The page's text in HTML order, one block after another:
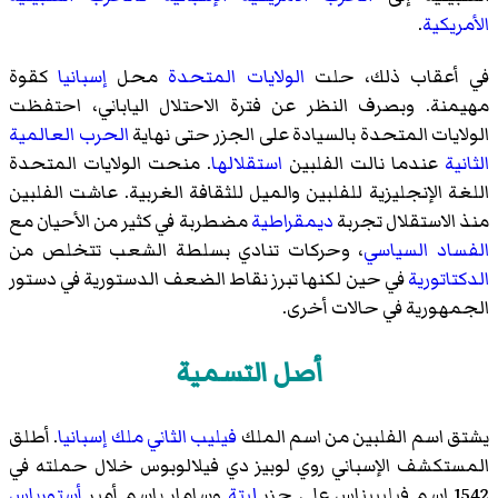
الأمريكية.
في أعقاب ذلك، حلت الولايات المتحدة محل إسبانياكقوة
مهيمنة. وبصرف النظر عن فترة الاحتلال الياباني، احتفظت
الولايات المتحدة بالسيادة على الجزر حتى نهايةالحرب العالمية
الثانية عندما نالت الفلبين استقلالها. منحت الولايات المتحدة
اللغة الإنجليزية للفلبين والميل للثقافة الغربية. عاشت الفلبين
منذ الاستقلال تجربةديمقراطيةمضطربة في كثير من الأحيان مع
الفساد السياسي، وحركات تنادي بسلطة الشعب تتخلص من
الدكتاتوريةفي حين لكنها تبرز نقاط الضعف الدستورية في دستور
الجمهورية في حالات أخرى.
أصل التسمية
يشتق اسم الفلبين من اسم الملك فيليب الثاني ملك إسبانيا. أطلق
المستكشف الإسباني روي لوبيز دي فيلالوبوس خلال حملته في